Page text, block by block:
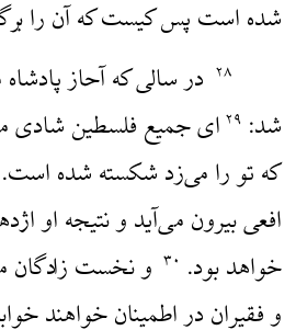
شده است پس کیست که آن را
۲۸ در سالی که آحاز
شد: ۲۹ ‌ای جمیع فلسطین شادی
که تو را می‌زد شکسته شده است.
افعی بیرون می‌آید و نتیجه او
خواهد بود. ۳۰ و نخست زادگان
و فقیران در اطمینان خواهند